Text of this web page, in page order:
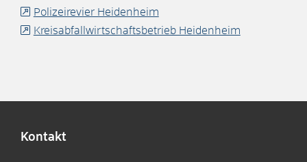
Polizeirevier Heidenheim
Kreisabfallwirtschaftsbetrieb Heidenheim
Kontakt